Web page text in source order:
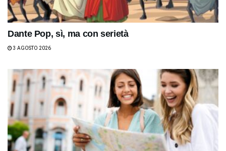
Dante Pop, sì, ma con serietà
3 AGOSTO 2026